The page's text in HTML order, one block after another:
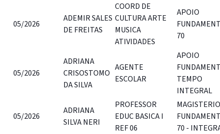
05/2026
ADEMIR SALES
DE FREITAS
COORD DE
CULTURA ARTE
MUSICA
ATIVIDADES
APOIO
70
05/2026
ADRIANA
CRISOSTOMO
DA SILVA
AGENTE
ESCOLAR
APOIO
TEMPO
INTEGRAL
05/2026
ADRIANA
SILVA NERI
PROFESSOR
EDUC BASICA I
REF 06
MAGISTERIO
70 -